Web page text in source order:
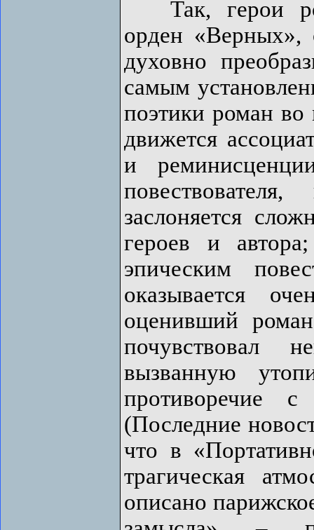
Так, герои
орден «Верных»,
духовно
самым
поэтики роман во
движется
и
заслоняется
героев и
эпическим
оказывается
оценивший
почувствовал
вызванную
противоречие
(Последние
что в
трагическая
описано